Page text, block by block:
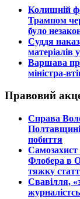
​Колишній
Трампом
було
​Суддя
матеріалів
​Варшава
міністра-
Правовий
​Справа
Полтавщині
побиття
​Самозахист
Флобера в
тяжку
​Свавілля,